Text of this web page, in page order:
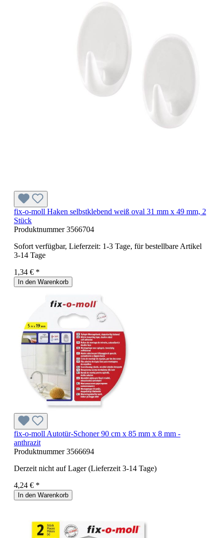
fix-o-moll Haken selbstklebend weiß oval 31 mm x 49 mm, 2
Stück
Produktnummer3566704
Sofort verfügbar, Lieferzeit: 1-3 Tage, für bestellbare Artikel
3-14 Tage
1,34 € *
In den Warenkorb
fix-o-moll Autotür-Schoner 90 cm x 85 mm x 8 mm -
anthrazit
Produktnummer3566694
Derzeit nicht auf Lager (Lieferzeit 3-14 Tage)
4,24 € *
In den Warenkorb